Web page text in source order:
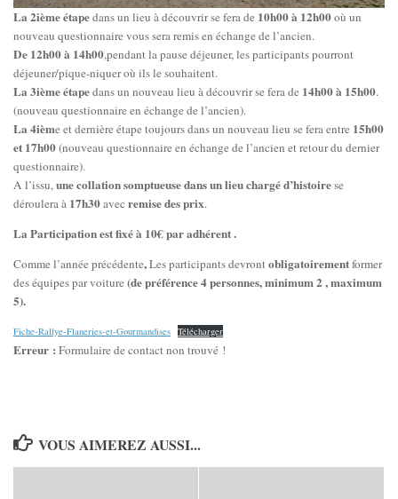
La 2ième étapedans un lieu à découvrir se fera de 10h00 à 12h00où un
nouveau questionnaire vous sera remis en échange de l’ancien.
De 12h00 à 14h00,pendant la pause déjeuner, les participants pourront
déjeuner/pique-niquer où ils le souhaitent.
La 3ième étapedans un nouveau lieu à découvrir se fera de 14h00 à 15h00.
(nouveau questionnaire en échange de l’ancien).
La 4ième et dernière étape toujours dans un nouveau lieu se fera entre 15h00
et 17h00(nouveau questionnaire en échange de l’ancien et retour du dernier
questionnaire).
A l’issu,une collation somptueuse dans un lieu chargé d’histoirese
déroulera à 17h30avec remise des prix.
La Participation est fixé à 10€ par adhérent .
Comme l’année précédente,Les participants devrontobligatoirementformer
des équipes par voiture(de préférence 4 personnes, minimum 2 , maximum
5).
Fiche-Rallye-Flaneries-et-Gourmandises Télécharger
Erreur : Formulaire de contact non trouvé !
VOUS AIMEREZ AUSSI...